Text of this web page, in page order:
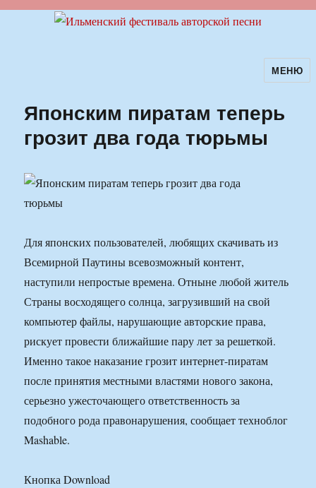
Ильменский фестиваль авторскойМЕНЮ
Японским пиратам теперь
грозит два года тюрьмы
Для японских пользователей, любящих скачивать из
Всемирной Паутины всевозможный контент,
наступили непростые времена. Отныне любой житель
Страны восходящего солнца, загрузивший на свой
компьютер файлы, нарушающие авторские права,
рискует провести ближайшие пару лет за решеткой.
Именно такое наказание грозит интернет-пиратам
после принятия местными властями нового закона,
серьезно ужесточающего ответственность за
подобного рода правонарушения, сообщает техноблог
Mashable.
Кнопка Download